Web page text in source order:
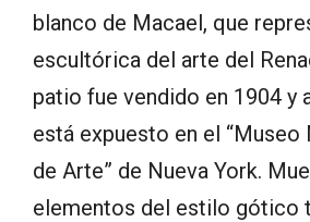
blanco de Macael, que
escultórica del arte del
patio fue vendido en 1904 y
está expuesto en el
de Arte” de Nueva York.
elementos del estilo gótico